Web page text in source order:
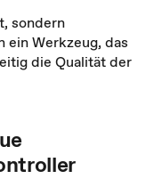
sondern
ein Werkzeug, das
die Qualität der